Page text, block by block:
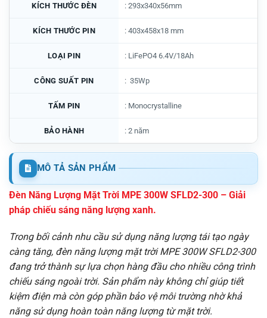
KÍCH THƯỚC ĐÈN : 293x340x56mm
KÍCH THƯỚC PIN : 403x458x18 mm
LOẠI PIN : LiFePO4 6.4V/18Ah
CÔNG SUẤT PIN : 35Wp
TẤM PIN : Monocrystalline
BẢO HÀNH : 2 năm
MÔ TẢ SẢN PHẨM
Đèn Năng Lượng Mặt Trời MPE 300W SFLD2-300 – Giải
pháp chiếu sáng năng lượng xanh.
Trong bối cảnh nhu cầu sử dụng năng lượng tái tạo ngày
càng tăng, đèn năng lượng mặt trời MPE 300W SFLD2-300
đang trở thành sự lựa chọn hàng đầu cho nhiều công trình
chiếu sáng ngoài trời. Sản phẩm này không chỉ giúp tiết
kiệm điện mà còn góp phần bảo vệ môi trường nhờ khả
năng sử dụng hoàn toàn năng lượng từ mặt trời.